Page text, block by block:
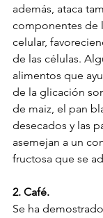
además, ataca
componentes de
celular,
de las células.
alimentos que
de la glicación
de maiz, el pan
desecados y las
asemejan a un
fructosa que se
2. Café.
Se ha